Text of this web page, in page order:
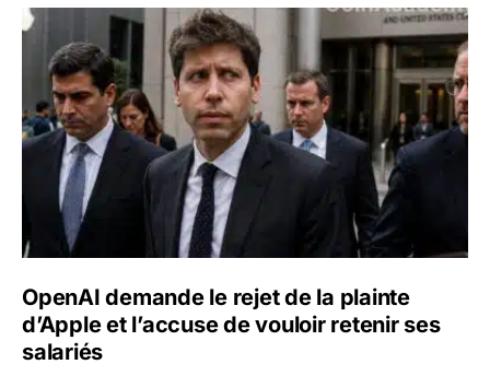
OpenAI demande le rejet de la plainte d’Apple et
OpenAI demande le rejet de la plainte
d’Apple et l’accuse de vouloir retenir ses
salariés